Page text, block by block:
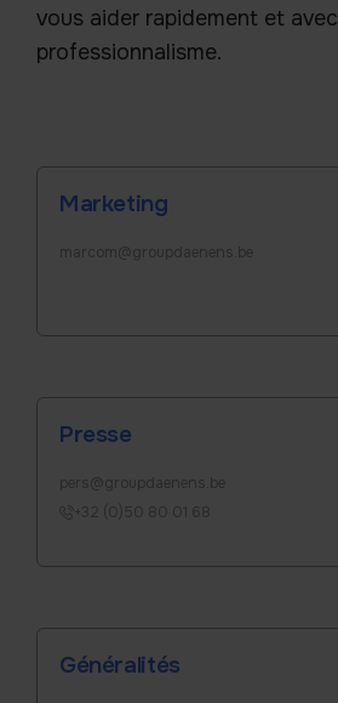
vous aider rapidement et avec
professionnalisme.
Marketing
marcom@groupdaenens.be
Presse
pers@groupdaenens.be
+32 (0)50 80 01 68
Généralités